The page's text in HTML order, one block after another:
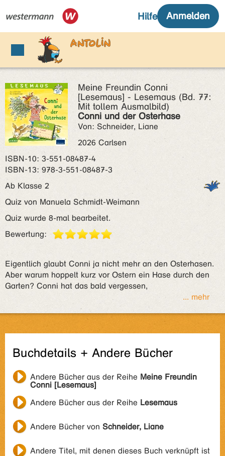
Meine Freundin Conni
[Lesemaus] - Lesemaus (Bd. 77:
Mit tollem Ausmalbild)
Conni und der Osterhase
Von: Schneider, Liane
2026 Carlsen
ISBN‑10: 3-551-08487-4
ISBN‑13: 978-3-551-08487-3
Ab Klasse 2
Quiz von Manuela Schmidt-Weimann
Quiz wurde 8-mal bearbeitet.
Bewertung:
Eigentlich glaubt Conni ja nicht mehr an den Osterhasen.
Aber warum hoppelt kurz vor Ostern ein Hase durch den
Garten? Conni hat das bald vergessen,
... mehr
Buchdetails + Andere Bücher
Andere Bücher aus der Reihe Meine Freundin
Conni [Lesemaus]
Andere Bücher aus der Reihe Lesemaus
Andere Bücher von Schneider, Liane
Andere Titel, mit denen dieses Buch verknüpft ist